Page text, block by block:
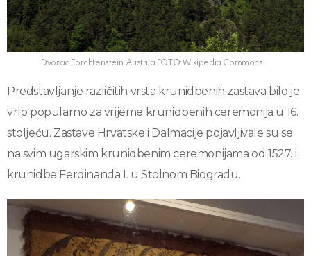
Dvorac Forchtenstein, Austrija FOTO: Wikipedia Commons
Predstavljanje različitih vrsta krunidbenih zastava bilo je
vrlo popularno za vrijeme krunidbenih ceremonija u 16.
stoljeću. Zastave Hrvatske i Dalmacije pojavljivale su se
na svim ugarskim krunidbenim ceremonijama od 1527. i
krunidbe Ferdinanda I. u Stolnom Biogradu.